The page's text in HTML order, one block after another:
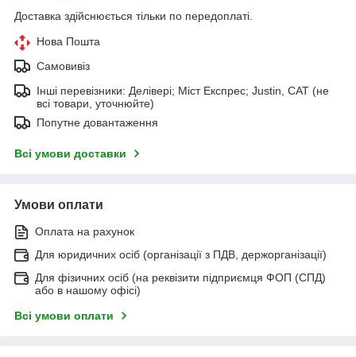
Доставка здійснюється тільки по передоплаті.
Нова Пошта
Самовивіз
Інші перевізники: Делівері; Міст Експрес; Justin, САТ (не
всі товари, уточнюйте)
Попутне довантаження
Всі умови доставки
Умови оплати
Оплата на рахунок
Для юридичних осіб (організації з ПДВ, держорганізації)
Для фізичних осіб (на реквізити підприємця ФОП (СПД)
або в нашому офісі)
Всі умови оплати